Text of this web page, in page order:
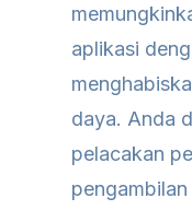
aplikasi
daya. Anda
pelacakan